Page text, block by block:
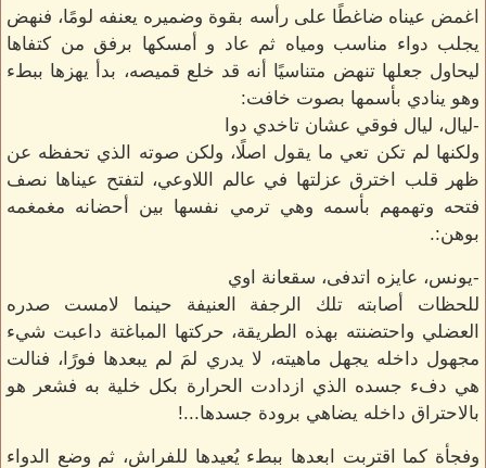
اغمض عيناه ضاغطًا على رأسه بقوة وضميره يعنفه لومًا، فنهض
يجلب دواء مناسب ومياه ثم عاد و أمسكها برفق من كتفاها
ليحاول جعلها تنهض متناسيًا أنه قد خلع قميصه، بدأ يهزها ببطء
وهو ينادي بأسمها بصوت خافت:
-ليال، ليال فوقي عشان تاخدي دوا
ولكنها لم تكن تعي ما يقول اصلًا، ولكن صوته الذي تحفظه عن
ظهر قلب اخترق عزلتها في عالم اللاوعي، لتفتح عيناها نصف
فتحه وتهمهم بأسمه وهي ترمي نفسها بين أحضانه مغمغمه
بوهن:.
-يونس، عايزه اتدفى، سقعانة اوي
للحظات أصابته تلك الرجفة العنيفة حينما لامست صدره
العضلي واحتضنته بهذه الطريقة، حركتها المباغتة داعبت شيء
مجهول داخله يجهل ماهيته، لا يدري لمَ لم يبعدها فورًا، فنالت
هي دفء جسده الذي ازدادت الحرارة بكل خلية به فشعر هو
بالاحتراق داخله يضاهي برودة جسدها...!
وفجأة كما اقتربت ابعدها ببطء يُعيدها للفراش، ثم وضع الدواء